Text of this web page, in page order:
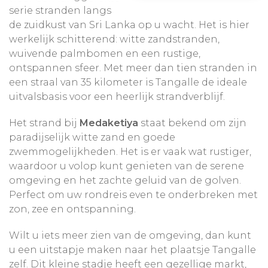
serie stranden langs
de zuidkust van Sri Lanka op u wacht. Het is hier
werkelijk schitterend: witte zandstranden,
wuivende palmbomen en een rustige,
ontspannen sfeer. Met meer dan tien stranden in
een straal van 35 kilometer is Tangalle de ideale
uitvalsbasis voor een heerlijk strandverblijf.
Het strand bij Medaketiya staat bekend om zijn
paradijselijk witte zand en goede
zwemmogelijkheden. Het is er vaak wat rustiger,
waardoor u volop kunt genieten van de serene
omgeving en het zachte geluid van de golven.
Perfect om uw rondreis even te onderbreken met
zon, zee en ontspanning.
Wilt u iets meer zien van de omgeving, dan kunt
u een uitstapje maken naar het plaatsje Tangalle
zelf. Dit kleine stadje heeft een gezellige markt,